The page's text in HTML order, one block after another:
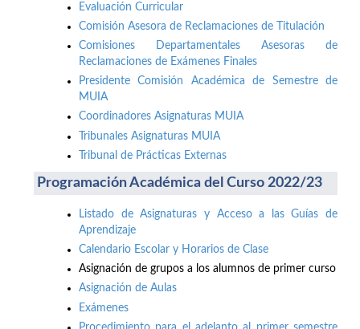
Evaluación Curricular
Comisión Asesora de Reclamaciones de Titulación
Comisiones Departamentales Asesoras de
Reclamaciones de Exámenes Finales
Presidente Comisión Académica de Semestre de
MUIA
Coordinadores Asignaturas MUIA
Tribunales Asignaturas MUIA
Tribunal de Prácticas Externas
Programación Académica del Curso 2022/23
Listado de Asignaturas y Acceso a las Guías de
Aprendizaje
Calendario Escolar y Horarios de Clase
Asignación de grupos a los alumnos de primer curso
Asignación de Aulas
Exámenes